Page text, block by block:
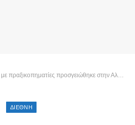
προσγειώθηκε στην Αλεξανδρούπολη! Ζήτησαν άσυλο στην Ελλάδα
ΔΙΕΘΝΗ